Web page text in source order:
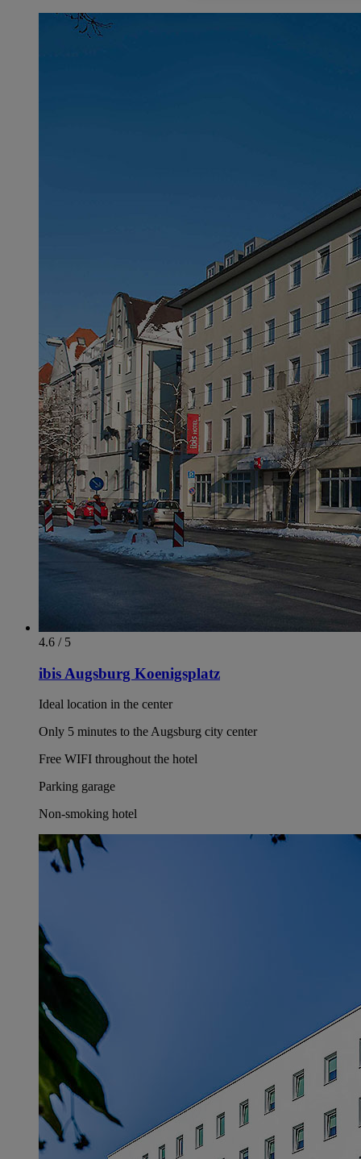
4.6 / 5
ibis Augsburg Koenigsplatz
Ideal location in the center
Only 5 minutes to the Augsburg city center
Free WIFI throughout the hotel
Parking garage
Non-smoking hotel